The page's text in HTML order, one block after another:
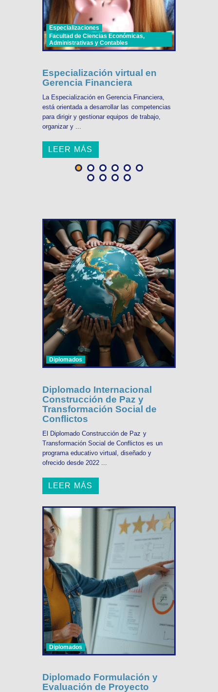
Especializaciones
Facultad de Ciencias Económicas,
Administrativas y Contables
Especialización virtual en
Gerencia Financiera
La Especialización en Gerencia Financiera,
está orientada a desarrollar las competencias
para dirigir y gestionar equipos de trabajo,
organizar y ...
LEER MÁS
Diplomados
Diplomado Internacional
Construcción de Paz y
Transformación Social de
Conflictos
El Diplomado Construcción de Paz y
Transformación Social de Conflictos es un
programa educativo virtual, diseñado y
ofrecido desde 2022 ...
LEER MÁS
Diplomados
Diplomado Formulación y
Evaluación de Proyecto